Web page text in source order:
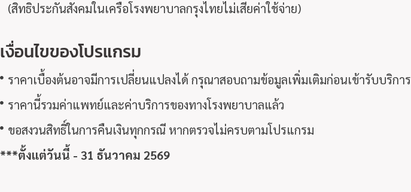
(สิทธิประกันสังคมในเครือโรงพยาบาลกรุงไทยไม่เสียค่าใช้จ่าย)
เงื่อนไขของโปรแกรม
ราคาเบื้องต้นอาจมีการเปลี่ยนแปลงได้ กรุณาสอบถามข้อมูลเพิ่มเติมก่อนเข้ารับบริการ
ราคานี้รวมค่าแพทย์และค่าบริการของทางโรงพยาบาลแล้ว
ขอสงวนสิทธิ์ในการคืนเงินทุกกรณี หากตรวจไม่ครบตามโปรแกรม
***ตั้งแต่วันนี้ - 31 ธันวาคม 2569